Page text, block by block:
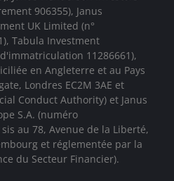
906355), Janus
UK Limited (n°
Tabula Investment
11286661),
en Angleterre et au Pays
Londres EC2M 3AE et
Conduct Authority) et Janus
S.A. (numéro
au 78, Avenue de la Liberté,
et réglementée par la
du Secteur Financier).